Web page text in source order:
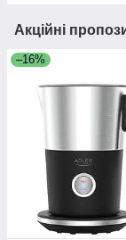
Акційні
–16%